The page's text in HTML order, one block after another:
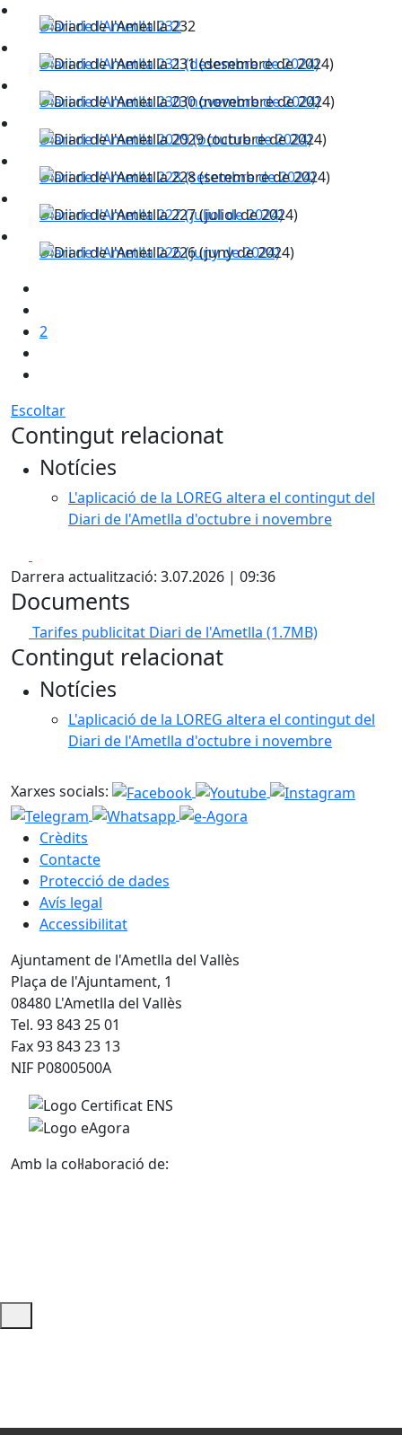
Diari de l'Ametlla 232
Diari de l'Ametlla 231 (desembre de 2024)
Diari de l'Ametlla 230 (novembre de 2024)
Diari de l'Ametlla 2029 (octubre de 2024)
Diari de l'Ametlla 228 (setembre de 2024)
Diari de l'Ametlla 227 (juliol de 2024)
Diari de l'Ametlla 226 (juny de 2024)
2
Escoltar
Contingut relacionat
Notícies
L'aplicació de la LOREG altera el contingut del
Diari de l'Ametlla d'octubre i novembre
Darrera actualització: 3.07.2026 | 09:36
Documents
Tarifes publicitat Diari de l'Ametlla (1.7MB)
Contingut relacionat
Notícies
L'aplicació de la LOREG altera el contingut del
Diari de l'Ametlla d'octubre i novembre
Xarxes socials:
Crèdits
Contacte
Protecció de dades
Avís legal
Accessibilitat
Ajuntament de l'Ametlla del Vallès
Plaça de l'Ajuntament, 1
08480 L'Ametlla del Vallès
Tel. 93 843 25 01
Fax 93 843 23 13
NIF P0800500A
Amb la col·laboració de:
Ajuda i accés ràpid